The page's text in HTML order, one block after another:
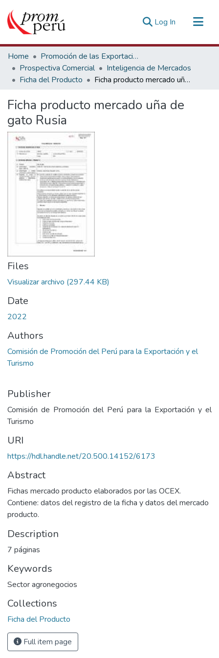
Log In (current)
Communities & Collections
All of DSpace
Statistics
Home
Promoción de las Exportaciones
Prospectiva Comercial
Inteligencia de Mercados
Ficha del Producto
Ficha producto mercado uña de gato Rusia
Ficha producto mercado uña de
gato Rusia
Files
Visualizar archivo (297.44 KB)
Date
2022
Authors
Comisión de Promoción del Perú para la Exportación y el
Turismo
Publisher
Comisión de Promoción del Perú para la Exportación y el
Turismo
URI
https://hdl.handle.net/20.500.14152/6173
Abstract
Fichas mercado producto elaborados por las OCEX.
Contiene: datos del registro de la ficha y datos del mercado
producto.
Description
7 páginas
Keywords
Sector agronegocios
Collections
Ficha del Producto
Full item page